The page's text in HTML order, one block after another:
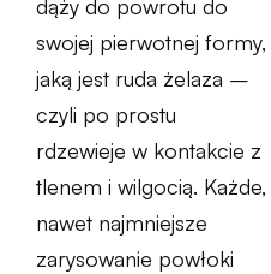
dąży do powrotu do
swojej pierwotnej formy,
jaką jest ruda żelaza –
czyli po prostu
rdzewieje w kontakcie z
tlenem i wilgocią. Każde,
nawet najmniejsze
zarysowanie powłoki